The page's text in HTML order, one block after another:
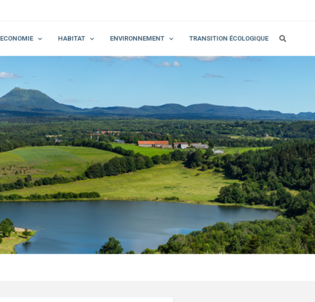
ECONOMIE HABITAT ENVIRONNEMENT TRANSITION ÉCOLOGIQUE